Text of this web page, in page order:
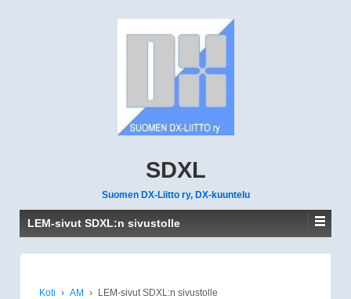
SDXL
Suomen DX-Liitto ry, DX-kuuntelu
LEM-sivut SDXL:n sivustolle
Koti › AM › LEM-sivut SDXL:n sivustolle